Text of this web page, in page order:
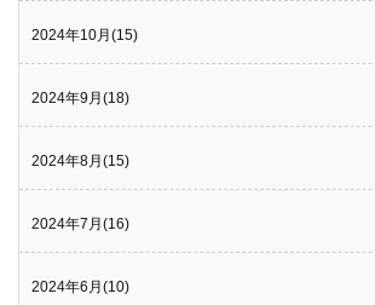
2024年10月(15)
2024年9月(18)
2024年8月(15)
2024年7月(16)
2024年6月(10)